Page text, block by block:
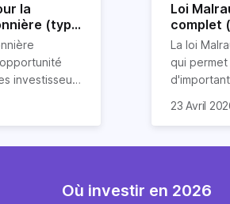
la
(type
investisseurs
des
crucial de
afin
à la rentrée
pour les
certaines
Loi
complet
La loi
qui
dimension
23 Avril
Où investir en 2026